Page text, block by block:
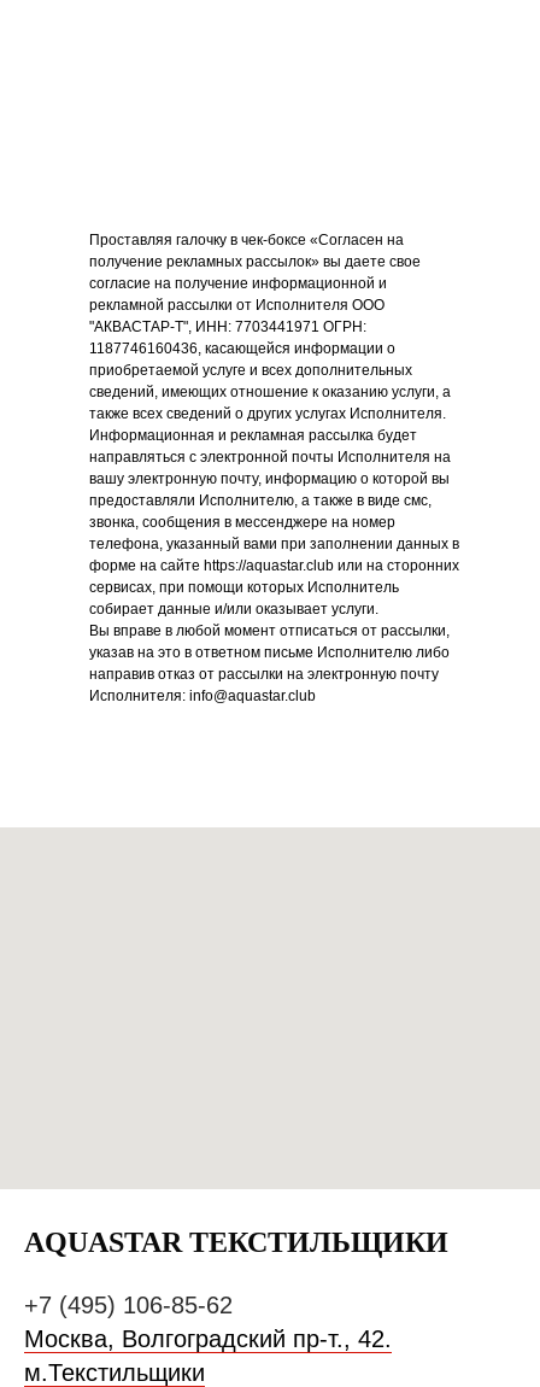
Проставляя галочку в чек-боксе «Cогласен на
получение рекламных рассылок» вы даете свое
согласие на получение информационной и
рекламной рассылки от Исполнителя ООО
"АКВАСТАР-Т", ИНН: 7703441971 ОГРН:
1187746160436, касающейся информации о
приобретаемой услуге и всех дополнительных
сведений, имеющих отношение к оказанию услуги, а
также всех сведений о других услугах Исполнителя.
Информационная и рекламная рассылка будет
направляться с электронной почты Исполнителя на
вашу электронную почту, информацию о которой вы
предоставляли Исполнителю, а также в виде смс,
звонка, сообщения в мессенджере на номер
телефона, указанный вами при заполнении данных в
форме на сайте https://aquastar.club или на сторонних
сервисах, при помощи которых Исполнитель
собирает данные и/или оказывает услуги.
Вы вправе в любой момент отписаться от рассылки,
указав на это в ответном письме Исполнителю либо
направив отказ от рассылки на электронную почту
Исполнителя: info@aquastar.club
AQUASTAR ТЕКСТИЛЬЩИКИ
+7 (495) 106-85-62
Москва, Волгоградский пр-т., 42.
м.Текстильщики